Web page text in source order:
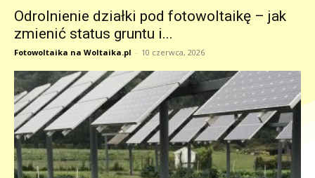
Odrolnienie działki pod fotowoltaikę – jak
zmienić status gruntu i...
Fotowoltaika na Woltaika.pl - 10 czerwca, 2026